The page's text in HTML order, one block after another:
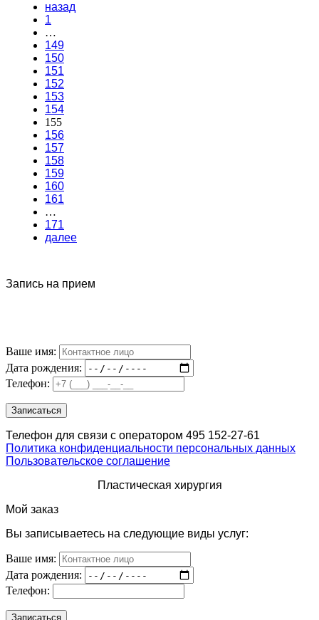
назад
1
…
149
150
151
152
153
154
155
156
157
158
159
160
161
…
171
далее
Запись на прием
Ваше имя:
Дата рождения:
Телефон:
Телефон для связи с оператором 495 152-27-61
Политика конфиденциальности персональных данных
Пользовательское соглашение
Пластическая хирургия
Мой заказ
Вы записываетесь на следующие виды услуг:
Ваше имя:
Дата рождения:
Телефон: